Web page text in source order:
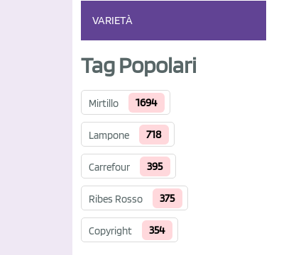
VARIETÀ
Tag Popolari
Mirtillo 1694
Lampone 718
Carrefour 395
Ribes Rosso 375
Copyright 354